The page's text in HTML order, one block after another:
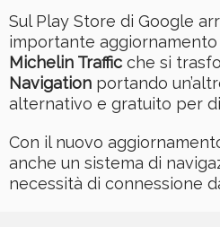
Sul Play Store di Google
importante aggiornamento
Michelin Traffic che si
Navigation portando
alternativo e gratuito per
Con il nuovo
anche un sistema di
necessità di connessione